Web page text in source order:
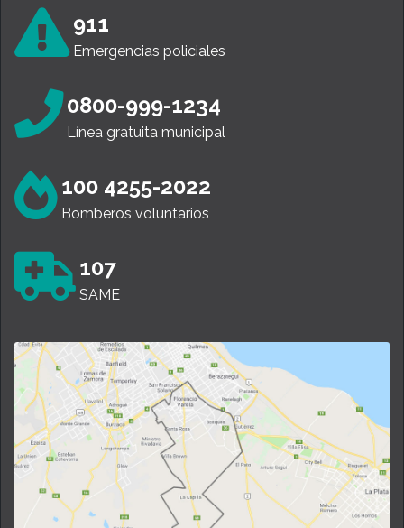
911
Emergencias policiales
0800-999-1234
Línea gratuita municipal
100 4255-2022
Bomberos voluntarios
107
SAME